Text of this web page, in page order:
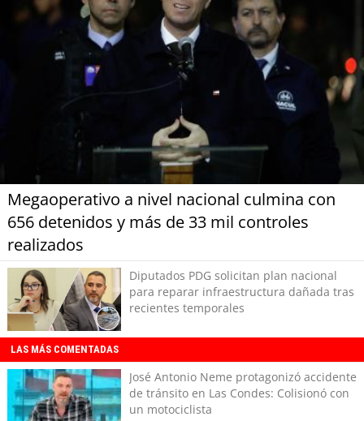
Megaoperativo a nivel nacional culmina con
656 detenidos y más de 33 mil controles
realizados
Diputados PDG solicitan plan nacional
para reparar infraestructura dañada tras
recientes temporales
LAS MÁS COMENTADAS
José Antonio Neme protagonizó accidente
de tránsito en Las Condes: Colisionó con
un motociclista